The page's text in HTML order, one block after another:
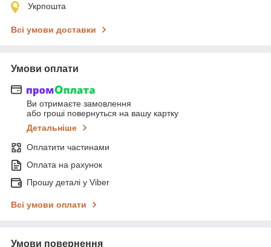
Укрпошта
Всі умови доставки
Умови оплати
Ви отримаєте замовлення
або гроші повернуться на вашу картку
Детальніше
Оплатити частинами
Оплата на рахунок
Прошу деталі у Viber
Всі умови оплати
Умови повернення